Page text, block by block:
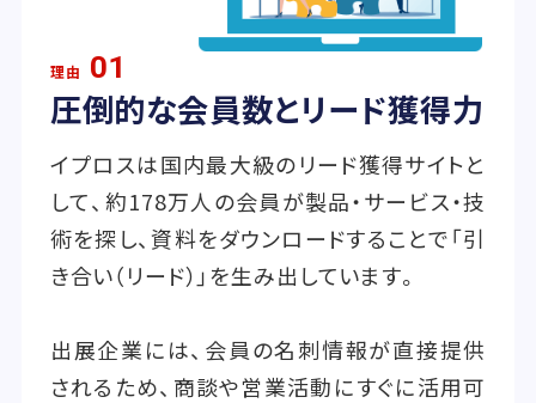
理由 01
圧倒的な会員数とリード獲得力
イプロスは国内最大級のリード獲得サイトと
して、約178万人の会員が製品・サービス・技
術を探し、資料をダウンロードすることで「引
き合い（リード）」を生み出しています。
出展企業には、会員の名刺情報が直接提供
されるため、商談や営業活動にすぐに活用可